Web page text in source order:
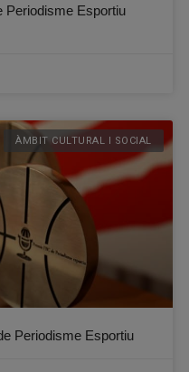
Periodisme Esportiu
ÀMBIT CULTURAL I SOCIAL
Periodisme Esportiu